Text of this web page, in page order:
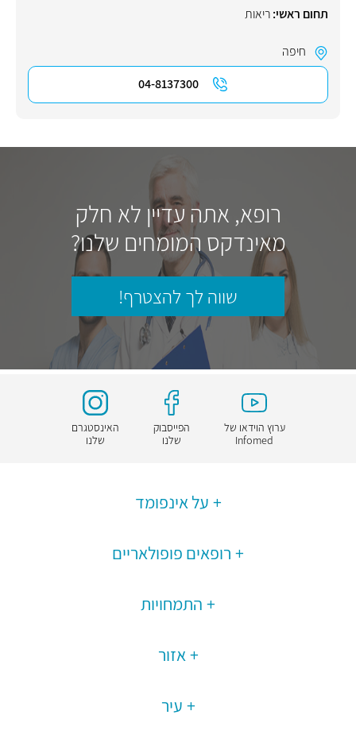
תחום ראשי:ריאות
חיפה
04-8137300
רופא, אתה עדיין לא חלק
מאינדקס המומחים שלנו?
שווה לך להצטרף!
ערוץ הוידאו של
Infomed
הפייסבוק
שלנו
האינסטגרם
שלנו
על אינפומד
רופאים פופולאריים
התמחויות
אזור
עיר